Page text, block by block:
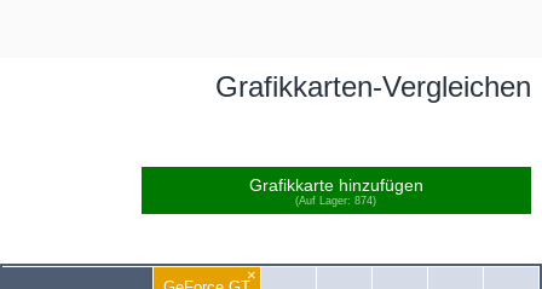
Grafikkarten-Vergleichen
Grafikkarte hinzufügen
(Auf Lager: 874)
×